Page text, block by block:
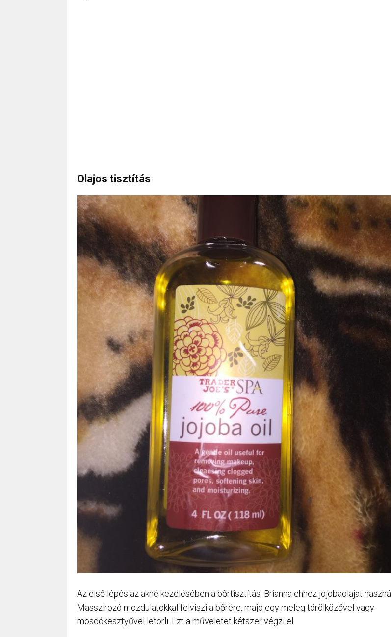
Olajos tisztítás
Az első lépés az akné kezelésében a bőrtisztítás. Brianna ehhez jojobaolajat használ.
Masszírozó mozdulatokkal felviszi a bőrére, majd egy meleg törölközővel vagy
mosdókesztyűvel letörli. Ezt a műveletet kétszer végzi el.